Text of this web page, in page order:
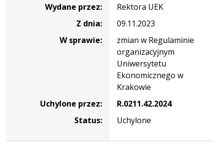
Wydane przez:
Rektora UEK
Z dnia:
09.11.2023
W sprawie:
zmian w Regulaminie
organizacyjnym
Uniwersytetu
Ekonomicznego w
Krakowie
Uchylone przez:
R.0211.42.2024
Status:
Uchylone